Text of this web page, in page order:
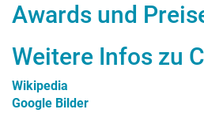
Awards und
Weitere Infos zu
Wikipedia
Google Bilder